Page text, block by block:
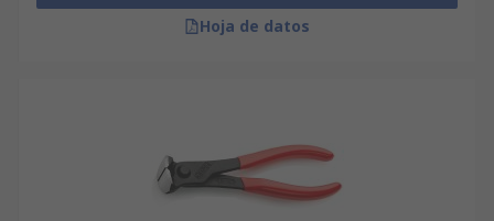
Hoja de datos